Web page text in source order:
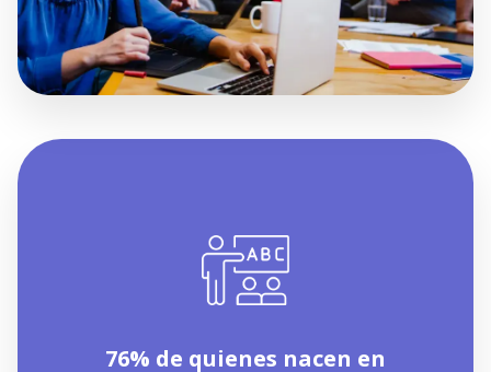
76% de quienes nacen en